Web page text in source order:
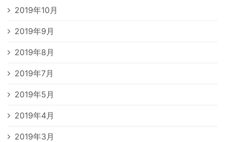
2019年10月
2019年9月
2019年8月
2019年7月
2019年5月
2019年4月
2019年3月